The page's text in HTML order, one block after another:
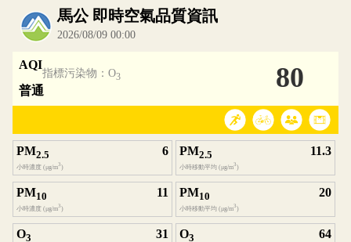
內嵌空氣品質小工具為視覺預覽，完整即時空